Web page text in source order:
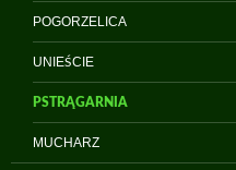
POGORZELICA
UNIEŚCIE
PSTRĄGARNIA
MUCHARZ